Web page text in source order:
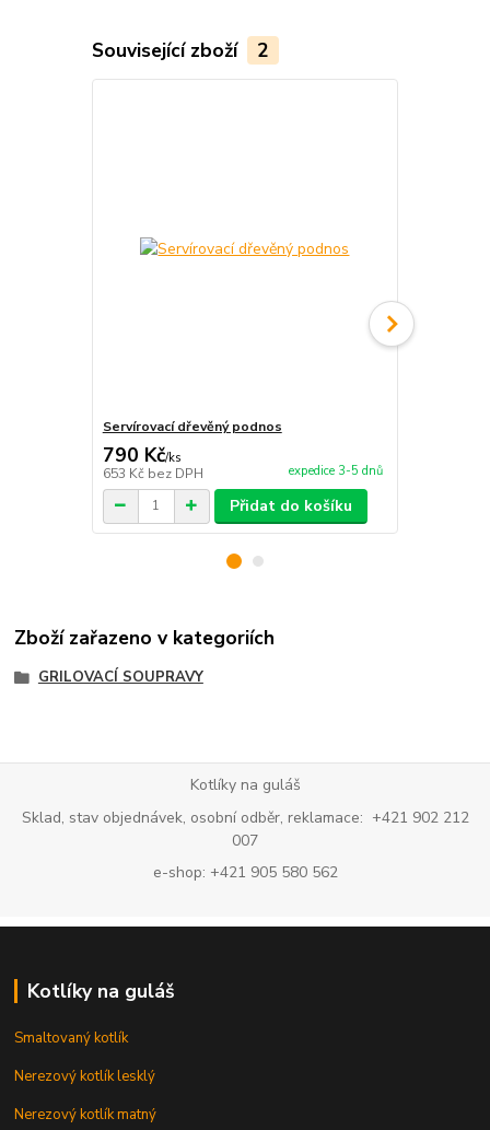
Související zboží 2
Servírovací dřevěný podnos
790 Kč/ks
653 Kč bez DPH expedice 3-5 dnů
Přidat do košíku
Zboží zařazeno v kategoriích
GRILOVACÍ SOUPRAVY
Kotlíky na guláš
Sklad, stav objednávek, osobní odběr, reklamace: +421 902 212
007
e-shop: +421 905 580 562
Kotlíky na guláš
Smaltovaný kotlík
Nerezový kotlík lesklý
Nerezový kotlík matný